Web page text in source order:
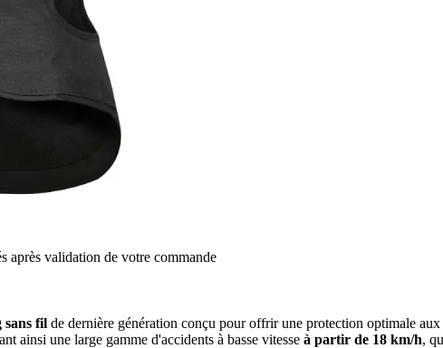
après validation de votre commande
sans fil de dernière génération conçu pour offrir une protection optimale
ainsi une large gamme d'accidents à basse vitesse à partir de 18 km/h,